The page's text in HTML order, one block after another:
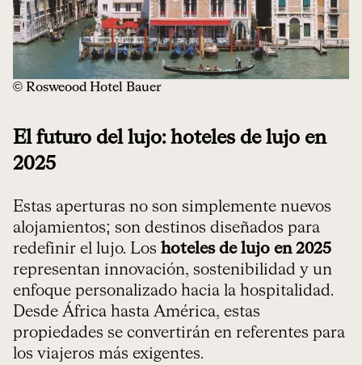
© Rosweood Hotel Bauer
El futuro del lujo: hoteles de lujo en
2025
Estas aperturas no son simplemente nuevos
alojamientos; son destinos diseñados para
redefinir el lujo. Los hoteles de lujo en 2025
representan innovación, sostenibilidad y un
enfoque personalizado hacia la hospitalidad.
Desde África hasta América, estas
propiedades se convertirán en referentes para
los viajeros más exigentes.